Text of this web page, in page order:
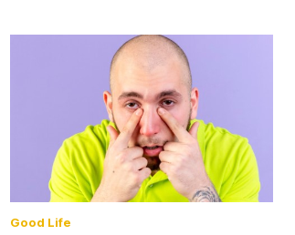
Good Life